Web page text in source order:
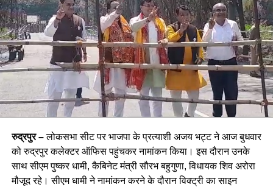
रुद्रपुर –लोकसभा सीट पर भाजपा के प्रत्याशी अजय भट्ट ने आज बुधवार
को रुद्रपुर कलेक्टर ऑफिस पहुंचकर नामांकन किया। इस दौरान उनके
साथ सीएम पुष्कर धामी, कैबिनेट मंत्री सौरभ बहुगुणा, विधायक शिव अरोरा
मौजूद रहे। सीएम धामी ने नामांकन करने के दौरान विक्ट्री का साइन